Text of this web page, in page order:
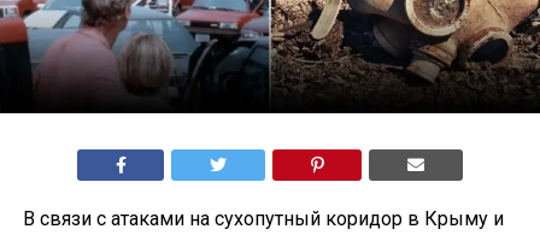
В связи с атаками на сухопутный коридор в Крыму и